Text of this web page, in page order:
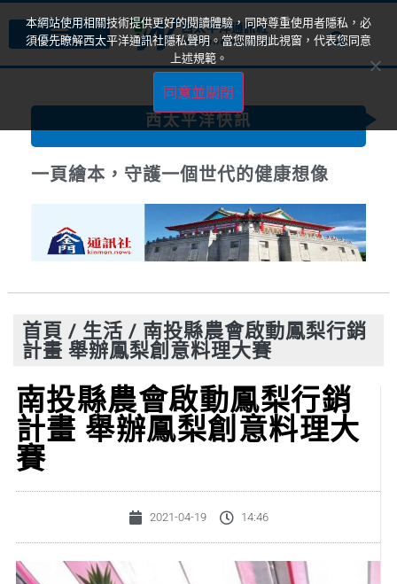
西太平洋快訊
一頁繪本，守護一個世代的健康想像
首頁 / 生活 / 南投縣農會啟動鳳梨行銷
計畫 舉辦鳳梨創意料理大賽
南投縣農會啟動鳳梨行銷
計畫 舉辦鳳梨創意料理大
賽
2021-04-19 14:46
本網站使用相關技術提供更好的閱讀體驗，同時尊重使用者隱私，必
須優先瞭解西太平洋通訊社隱私聲明。當您關閉此視窗，代表您同意
上述規範。
同意並關閉